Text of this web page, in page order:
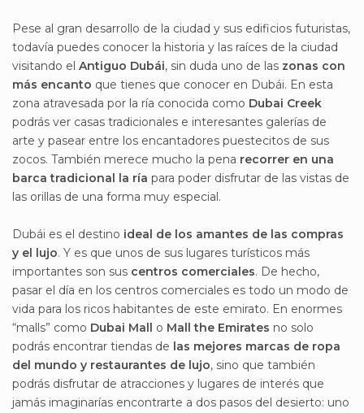
Pese al gran desarrollo de la ciudad y sus edificios futuristas,
todavía puedes conocer la historia y las raíces de la ciudad
visitando el Antiguo Dubái, sin duda uno de las zonas con
más encanto que tienes que conocer en Dubái. En esta
zona atravesada por la ría conocida como Dubai Creek
podrás ver casas tradicionales e interesantes galerías de
arte y pasear entre los encantadores puestecitos de sus
zocos. También merece mucho la pena recorrer en una
barca tradicional la ría para poder disfrutar de las vistas de
las orillas de una forma muy especial.
Dubái es el destino ideal de los amantes de las compras
y el lujo. Y es que unos de sus lugares turísticos más
importantes son sus centros comerciales. De hecho,
pasar el día en los centros comerciales es todo un modo de
vida para los ricos habitantes de este emirato. En enormes
“malls” como Dubai Mall o Mall the Emirates no solo
podrás encontrar tiendas de las mejores marcas de ropa
del mundo y restaurantes de lujo, sino que también
podrás disfrutar de atracciones y lugares de interés que
jamás imaginarías encontrarte a dos pasos del desierto: uno